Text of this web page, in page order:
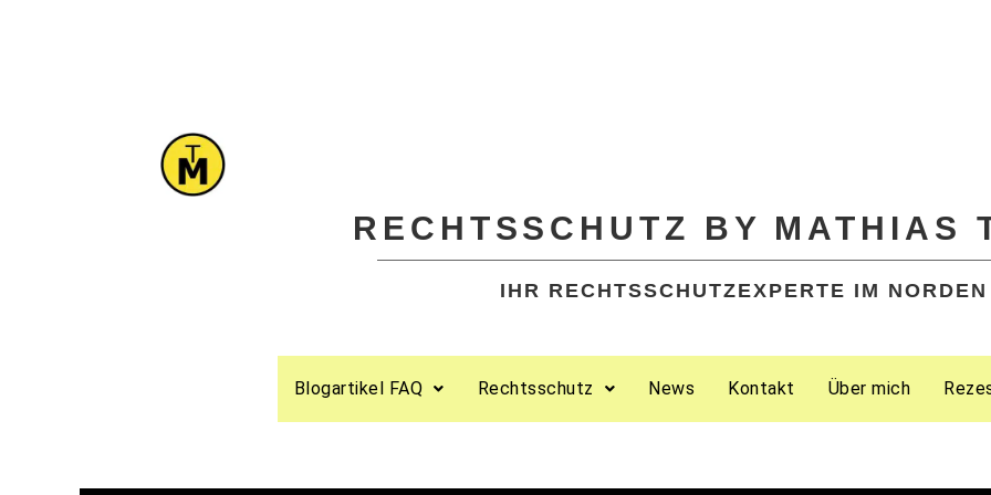
RECHTSSCHUTZ BY MATHIAS
IHR RECHTSSCHUTZEXPERTE IM NORDEN
Blogartikel FAQ Rechtsschutz News Kontakt Über mich